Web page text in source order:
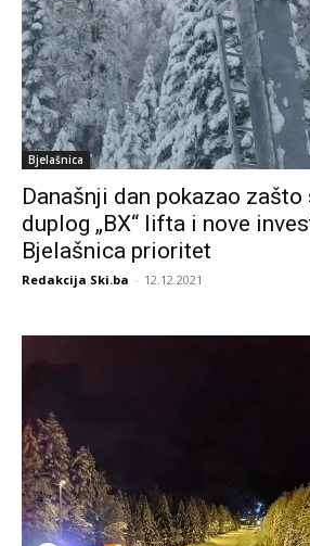
Bjelašnica
Današnji dan pokazao zašto
duplog „BX“ lifta i nove
Bjelašnica prioritet
Redakcija Ski.ba - 12.12.2021